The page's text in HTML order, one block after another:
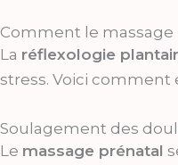
Comment le massage
La réflexologie
stress. Voici comment
Soulagement des
Le massage prénatal